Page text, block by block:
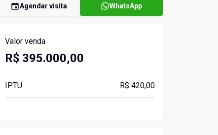
Agendar visita WhatsApp
Valor venda
R$ 395.000,00
IPTU R$ 420,00